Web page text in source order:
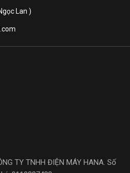
Lan )
TY TNHH ĐIỆN MÁY HANA. Số